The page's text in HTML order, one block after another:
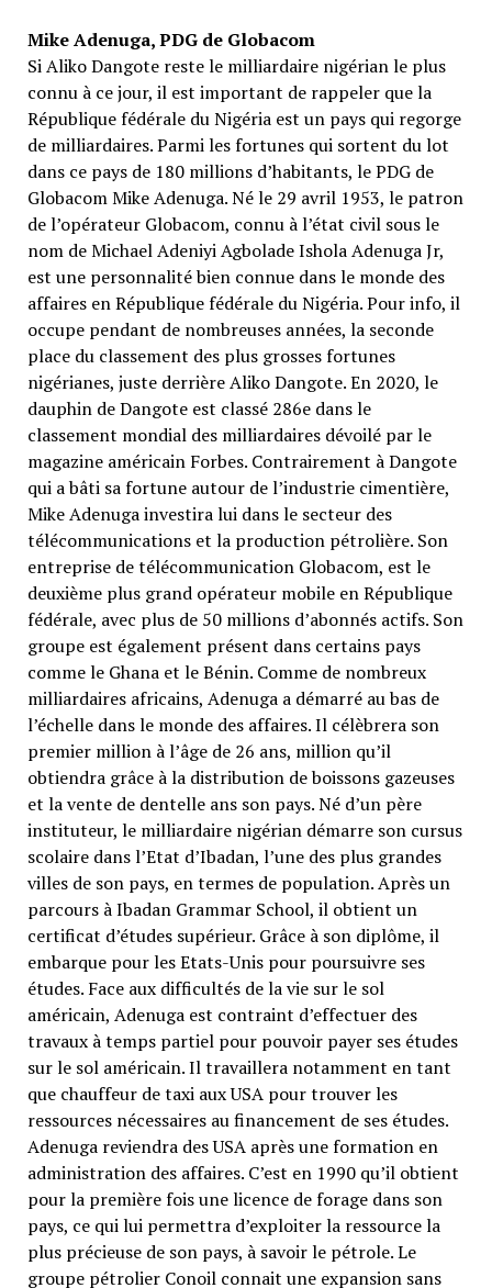
Mike Adenuga, PDG de Globacom
Si Aliko Dangote reste le milliardaire nigérian le plus
connu à ce jour, il est important de rappeler que la
République fédérale du Nigéria est un pays qui regorge
de milliardaires. Parmi les fortunes qui sortent du lot
dans ce pays de 180 millions d’habitants, le PDG de
Globacom Mike Adenuga. Né le 29 avril 1953, le patron
de l’opérateur Globacom, connu à l’état civil sous le
nom de Michael Adeniyi Agbolade Ishola Adenuga Jr,
est une personnalité bien connue dans le monde des
affaires en République fédérale du Nigéria. Pour info, il
occupe pendant de nombreuses années, la seconde
place du classement des plus grosses fortunes
nigérianes, juste derrière Aliko Dangote. En 2020, le
dauphin de Dangote est classé 286e dans le
classement mondial des milliardaires dévoilé par le
magazine américain Forbes. Contrairement à Dangote
qui a bâti sa fortune autour de l’industrie cimentière,
Mike Adenuga investira lui dans le secteur des
télécommunications et la production pétrolière. Son
entreprise de télécommunication Globacom, est le
deuxième plus grand opérateur mobile en République
fédérale, avec plus de 50 millions d’abonnés actifs. Son
groupe est également présent dans certains pays
comme le Ghana et le Bénin. Comme de nombreux
milliardaires africains, Adenuga a démarré au bas de
l’échelle dans le monde des affaires. Il célèbrera son
premier million à l’âge de 26 ans, million qu’il
obtiendra grâce à la distribution de boissons gazeuses
et la vente de dentelle ans son pays. Né d’un père
instituteur, le milliardaire nigérian démarre son cursus
scolaire dans l’Etat d’Ibadan, l’une des plus grandes
villes de son pays, en termes de population. Après un
parcours à Ibadan Grammar School, il obtient un
certificat d’études supérieur. Grâce à son diplôme, il
embarque pour les Etats-Unis pour poursuivre ses
études. Face aux difficultés de la vie sur le sol
américain, Adenuga est contraint d’effectuer des
travaux à temps partiel pour pouvoir payer ses études
sur le sol américain. Il travaillera notamment en tant
que chauffeur de taxi aux USA pour trouver les
ressources nécessaires au financement de ses études.
Adenuga reviendra des USA après une formation en
administration des affaires. C’est en 1990 qu’il obtient
pour la première fois une licence de forage dans son
pays, ce qui lui permettra d’exploiter la ressource la
plus précieuse de son pays, à savoir le pétrole. Le
groupe pétrolier Conoil connait une expansion sans